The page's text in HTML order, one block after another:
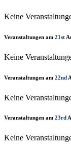
Keine
Veranstaltungen am 21st
Keine
Veranstaltungen am 22nd
Keine
Veranstaltungen am 23rd
Keine